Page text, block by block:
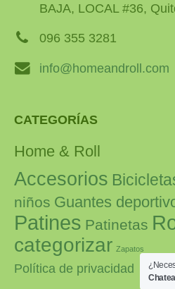
BAJA, LOCAL #36,
096 355 3281
info@homeandroll.com
CATEGORÍAS
Home & Roll
Accesorios
niños Guantes
Patines Patinetas
categorizar Zapatos
Política de privacidad